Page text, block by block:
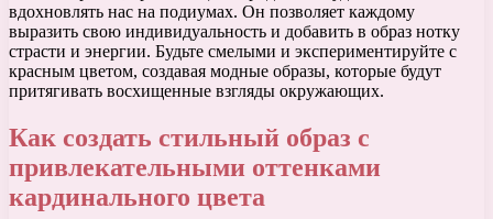
вдохновлять нас на подиумах. Он позволяет каждому
выразить свою индивидуальность и добавить в образ нотку
страсти и энергии. Будьте смелыми и экспериментируйте с
красным цветом, создавая модные образы, которые будут
притягивать восхищенные взгляды окружающих.
Как создать стильный образ с
привлекательными оттенками
кардинального цвета